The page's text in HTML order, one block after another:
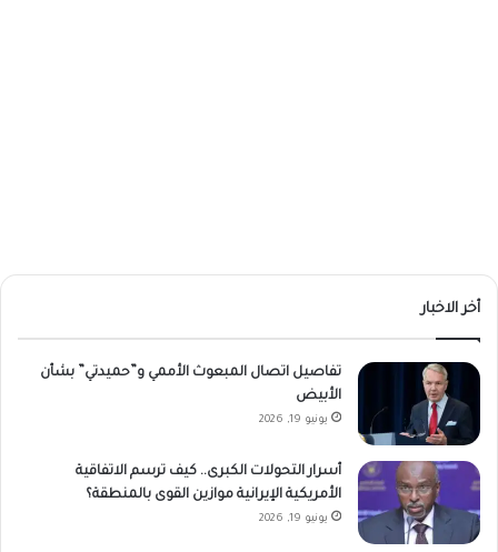
أخر الاخبار
تفاصيل اتصال المبعوث الأممي و”حميدتي” بشأن
الأبيض
يونيو 19, 2026
أسرار التحولات الكبرى.. كيف ترسم الاتفاقية
الأمريكية الإيرانية موازين القوى بالمنطقة؟
يونيو 19, 2026